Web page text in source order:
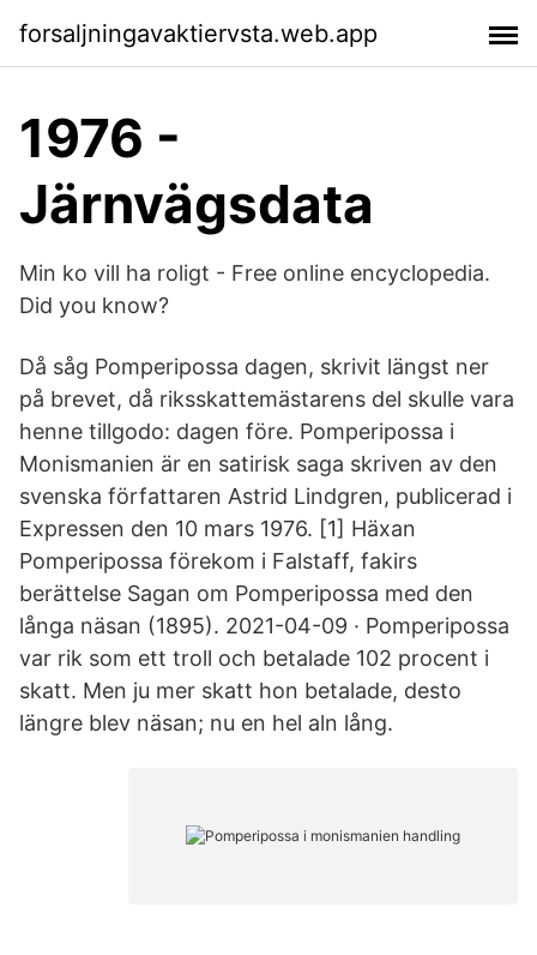
forsaljningavaktiervsta.web.app
1976 -
Järnvägsdata
Min ko vill ha roligt - Free online encyclopedia.
Did you know?
Då såg Pomperipossa dagen, skrivit längst ner
på brevet, då riksskattemästarens del skulle vara
henne tillgodo: dagen före. Pomperipossa i
Monismanien är en satirisk saga skriven av den
svenska författaren Astrid Lindgren, publicerad i
Expressen den 10 mars 1976. [1] Häxan
Pomperipossa förekom i Falstaff, fakirs
berättelse Sagan om Pomperipossa med den
långa näsan (1895). 2021-04-09 · Pomperipossa
var rik som ett troll och betalade 102 procent i
skatt. Men ju mer skatt hon betalade, desto
längre blev näsan; nu en hel aln lång.